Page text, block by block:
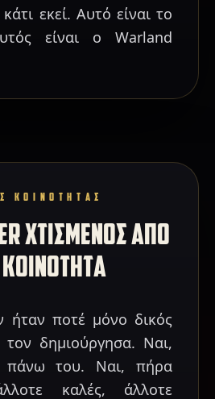
εκεί. Αυτό είναι το
είναι ο Warland
ΚΟΙΝΟΤΗΤΑΣ
ΧΤΙΣΜΕΝΟΣ ΑΠΟ
ήταν ποτέ μόνο δικός
δημιούργησα. Ναι,
πάνω του. Ναι, πήρα
καλές, άλλοτε